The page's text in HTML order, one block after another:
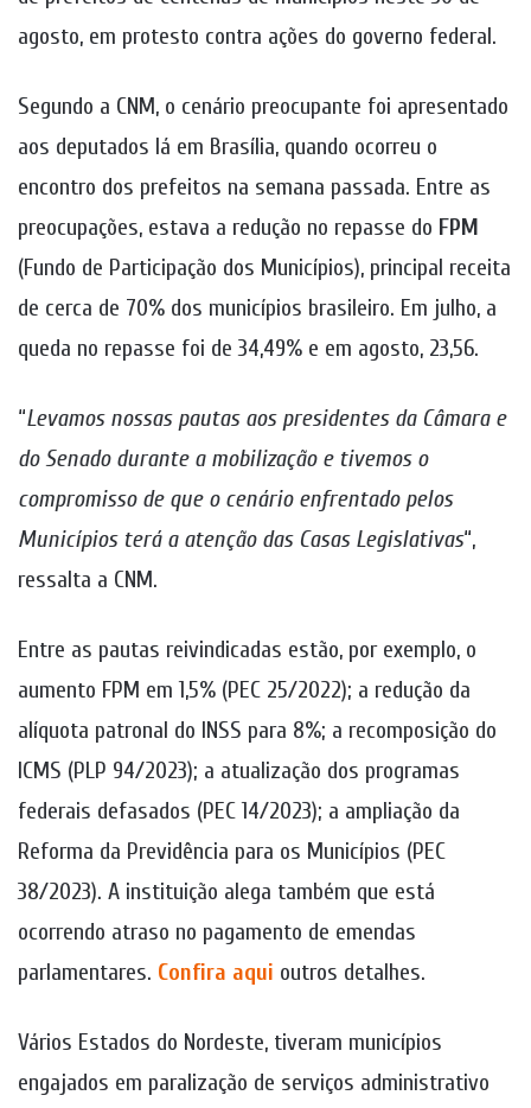
agosto, em protesto contra ações do governo federal.
Segundo a CNM, o cenário preocupante foi apresentado
aos deputados lá em Brasília, quando ocorreu o
encontro dos prefeitos na semana passada. Entre as
preocupações, estava a redução no repasse do FPM
(Fundo de Participação dos Municípios), principal receita
de cerca de 70% dos municípios brasileiro. Em julho, a
queda no repasse foi de 34,49% e em agosto, 23,56.
“Levamos nossas pautas aos presidentes da Câmara e
do Senado durante a mobilização e tivemos o
compromisso de que o cenário enfrentado pelos
Municípios terá a atenção das Casas Legislativas“,
ressalta a CNM.
Entre as pautas reivindicadas estão, por exemplo, o
aumento FPM em 1,5% (PEC 25/2022); a redução da
alíquota patronal do INSS para 8%; a recomposição do
ICMS (PLP 94/2023); a atualização dos programas
federais defasados (PEC 14/2023); a ampliação da
Reforma da Previdência para os Municípios (PEC
38/2023). A instituição alega também que está
ocorrendo atraso no pagamento de emendas
parlamentares. Confira aqui outros detalhes.
Vários Estados do Nordeste, tiveram municípios
engajados em paralização de serviços administrativo